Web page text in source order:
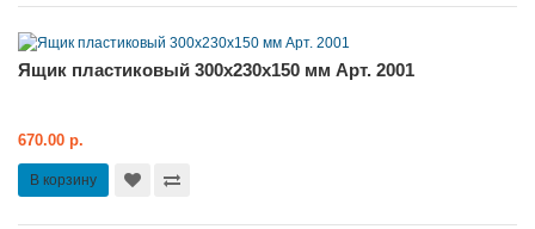
Ящик пластиковый 300x230x150 мм Арт. 2001
670.00 р.
В корзину